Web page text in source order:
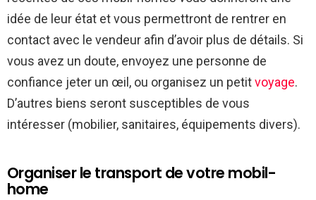
idée de leur état et vous permettront de rentrer en
contact avec le vendeur afin d’avoir plus de détails. Si
vous avez un doute, envoyez une personne de
confiance jeter un œil, ou organisez un petitvoyage.
D’autres biens seront susceptibles de vous
intéresser (mobilier, sanitaires, équipements divers).
Organiser le transport de votre mobil-
home